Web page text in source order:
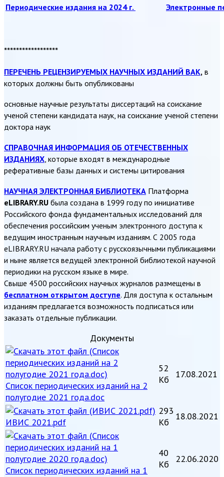
Периодические издания на 2024 г.
Электронные
******************
ПЕРЕЧЕНЬ РЕЦЕНЗИРУЕМЫХ НАУЧНЫХ ИЗДАНИЙ ВАК, в
которых должны быть опубликованы
основные научные результаты диссертаций на соискание
ученой степени кандидата наук, на соискание ученой степени
доктора наук
СПРАВОЧНАЯ ИНФОРМАЦИЯ ОБ ОТЕЧЕСТВЕННЫХ
ИЗДАНИЯХ, которые входят в международные
реферативные базы данных и системы цитирования
НАУЧНАЯ ЭЛЕКТРОННАЯ БИБЛИОТЕКА Платформа
eLIBRARY.RU была создана в 1999 году по инициативе
Российского фонда фундаментальных исследований для
обеспечения российским ученым электронного доступа к
ведущим иностранным научным изданиям. С 2005 года
eLIBRARY.RU начала работу с русскоязычными публикациями
и ныне является ведущей электронной библиотекой научной
периодики на русском языке в мире.
Свыше 4500 российских научных журналов размещены в
бесплатном открытом доступе. Для доступа к остальным
изданиям предлагается возможность подписаться или
заказать отдельные публикации.
Документы
Список периодических изданий на 2
полугодие 2021 года.doc
52
Кб
17.08.2021
ИВИС 2021.pdf
293
Кб
18.08.2021
Список периодических изданий на 1
40
Кб
22.06.2020